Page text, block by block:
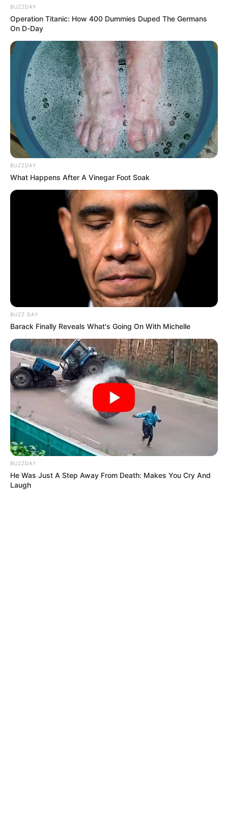
TEMAS RELACIONADOS
MARINILLA - ANTIOQUIA
ALERTA PAISA
ABUSADORES
CAPTURAS POLICÍA
BARBERO
NOTICIAS ANTIOQUIA
NOTICIAS MEDELLÍN
MANTÉNGASE EN ALERTA
interesan. Para estar bien informado, por
favor, active las notificaciones de Alerta.
ACTIVAR AHORA
TEMAS DESTACADOS
EMERGENCIAS POR LLUVIAS
METRO DE MEDELLÍN
ELECCIONES PRESIDENCIALES
MARINILLA - ANTIOQUIA
EPM
YONDÓ - ANTIOQUIA
RIONEGRO
BUZZDAY
Operation Titanic: How 400 Dummies Duped The Germans
On D-Day
BUZZDAY
What Happens After A Vinegar Foot Soak
BUZZ DAY
Barack Finally Reveals What's Going On With Michelle
BUZZDAY
He Was Just A Step Away From Death: Makes You Cry And
Laugh